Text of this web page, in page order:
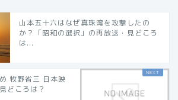
山本五十六はなぜ真珠湾を攻撃したの
か？「昭和の選択」の再放送・見どころ
は...
牧野省三 日本映
どころは？